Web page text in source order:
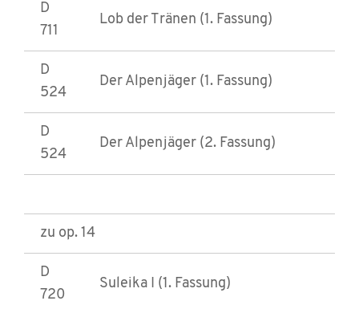
D
711
Lob der Tränen (1. Fassung)
D
524
Der Alpenjäger (1. Fassung)
D
524
Der Alpenjäger (2. Fassung)
zu op. 14
D
720
Suleika I (1. Fassung)